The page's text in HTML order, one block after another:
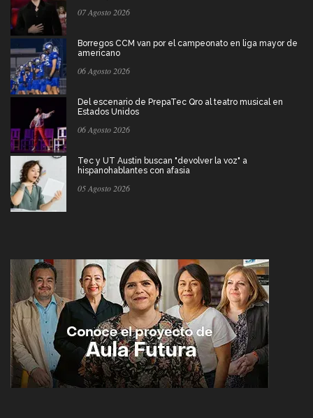
07 Agosto 2026
Borregos CCM van por el campeonato en liga mayor de
americano
06 Agosto 2026
Del escenario de PrepaTec Qro al teatro musical en
Estados Unidos
06 Agosto 2026
Tec y UT Austin buscan "devolver la voz" a
hispanohablantes con afasia
05 Agosto 2026